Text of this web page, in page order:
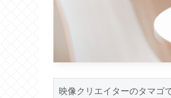
映像クリエイターのタマ